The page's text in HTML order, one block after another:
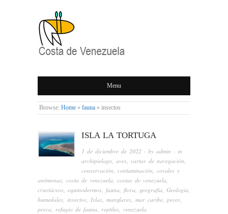
COSTA DE
VENEZUELA
Menu
Browse: Home » fauna » insectos
ISLA LA TORTUGA
1 de diciembre de 2022 · byadmin · in
archipielago,aves,cartas de navegación,
conservación,contaminación,corales y
anémonas, costa de venezuela, costas de venezuela,
crustáceos, equinodermos, fauna, flora, geografía, Geología,
humedales, insectos, Islas, manglares, mar caribe, peces,
pesca, refugio de fauna, reptiles, venezuela